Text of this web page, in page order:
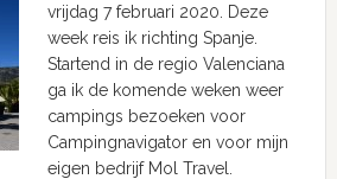
vrijdag 7 februari 2020. Deze
week reis ik richting Spanje.
Startend in de regio Valenciana
ga ik de komende weken weer
campings bezoeken voor
Campingnavigator en voor mijn
eigen bedrijf Mol Travel.